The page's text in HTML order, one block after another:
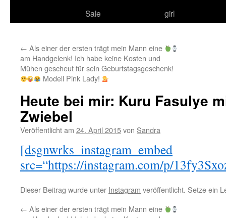
Sale
girl
← Als einer der ersten trägt mein Mann eine
am Handgelenk! Ich habe keine Kosten und
Mühen gescheut für sein Geburtstagsgeschenk!
Modell Pink Lady!
Heute bei mir: Kuru Fasulye
Zwiebel
Veröffentlicht am 24. April 2015von Sandra
[dsgnwrks_instagram_embed
src=“https://instagram.com/p/
Dieser Beitrag wurde unter Instagram veröffentlicht. Setze ein
← Als einer der ersten trägt mein Mann eine